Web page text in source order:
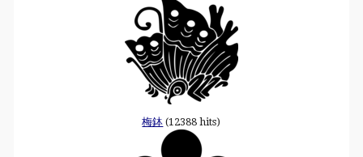
梅鉢 (12388 hits)